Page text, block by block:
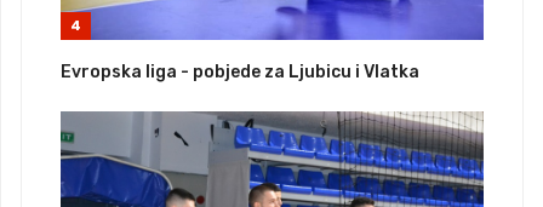
4
Evropska liga - pobjede za Ljubicu i Vlatka